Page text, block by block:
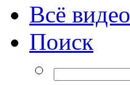
Всё видео
Поиск